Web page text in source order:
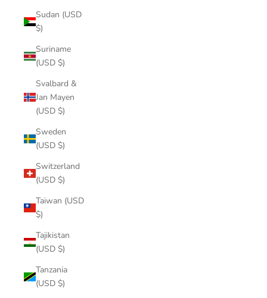
Sudan (USD
$)
Suriname
(USD $)
Svalbard &
Jan Mayen
(USD $)
Sweden
(USD $)
Switzerland
(USD $)
Taiwan (USD
$)
Tajikistan
(USD $)
Tanzania
(USD $)